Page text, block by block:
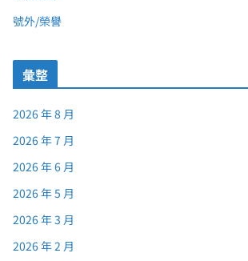
號外/榮譽
彙整
2026 年 8 月
2026 年 7 月
2026 年 6 月
2026 年 5 月
2026 年 3 月
2026 年 2 月